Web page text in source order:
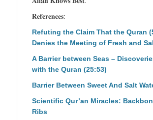
𝐑𝐞𝐟𝐞𝐫𝐞𝐧𝐜𝐞𝐬:
Refuting the Claim That the Quran
Denies the Meeting of Fresh and
A Barrier between Seas –
with the Quran (25:53)
Barrier Between Sweet And Salt
Scientific Qur’an Miracles:
Ribs